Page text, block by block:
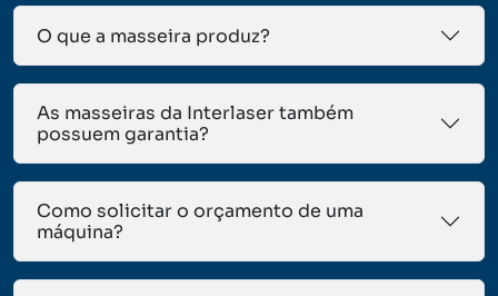
O que a masseira produz?
As masseiras da Interlaser também
possuem garantia?
Como solicitar o orçamento de uma
máquina?